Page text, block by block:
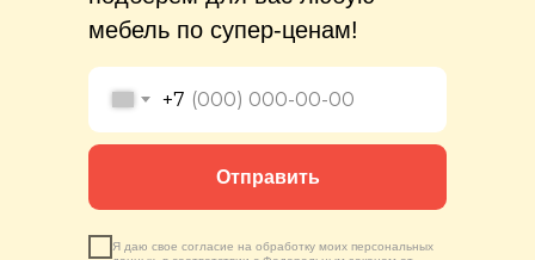
мебель по супер-ценам!
+7
Я даю свое согласие на обработку моих персональных
Отправить